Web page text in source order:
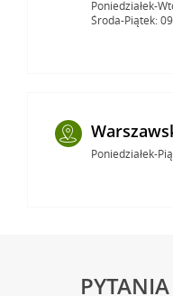
Poniedziałek-
Środa-Piątek:
Poniedziałek-